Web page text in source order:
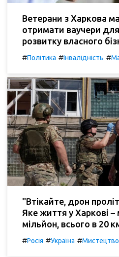
Ветерани з Харкова
отримати ваучери
розвитку власного
#Політика #Інвалідність #
"Втікайте, дрон
Яке життя у Харкові –
мільйон, всього в 20
#Росія #Україна #Мистецтво